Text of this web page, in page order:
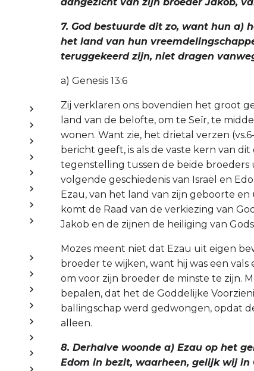
7. God bestuurde dit zo, want hun a)
het land van hun
teruggekeerd zijn, niet dragen
a) Genesis 13:6
Zij verklaren ons bovendien het groot
land van de belofte, om te Seïr, te
wonen. Want zie, het drietal verzen
bericht geeft, is als de vaste kern van
tegenstelling tussen de beide
volgende geschiedenis van Israël en
Ezau, van het land van zijn geboorte
komt de Raad van de verkiezing van
Jakob en de zijnen de heiliging van
Mozes meent niet dat Ezau uit eigen
broeder te wijken, want hij was een
om voor zijn broeder de minste te zijn.
bepalen, dat het de Goddelijke
ballingschap werd gedwongen, opdat
alleen.
8. Derhalve woonde a) Ezau op het
Edom in bezit, waarheen, gelijk wij in